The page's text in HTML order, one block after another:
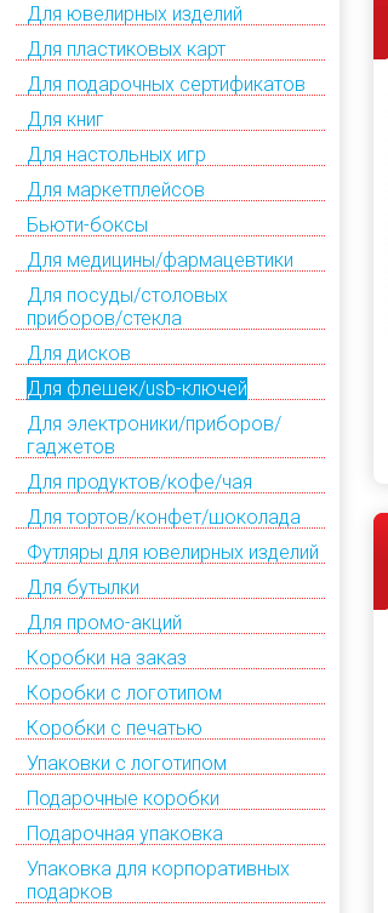
Для ювелирных изделий
Для пластиковых карт
Для подарочных сертификатов
Для книг
Для настольных игр
Для маркетплейсов
Бьюти-боксы
Для медицины/фармацевтики
Для посуды/столовых
приборов/стекла
Для дисков
Для флешек/usb-ключей
Для электроники/приборов/
гаджетов
Для продуктов/кофе/чая
Для тортов/конфет/шоколада
Футляры для ювелирных изделий
Для бутылки
Для промо-акций
Коробки на заказ
Коробки с логотипом
Коробки с печатью
Упаковки с логотипом
Подарочные коробки
Подарочная упаковка
Упаковка для корпоративных
подарков